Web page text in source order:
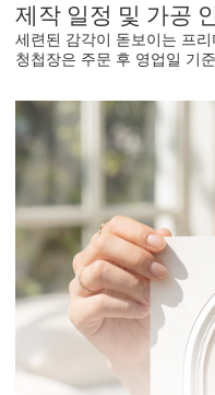
제작 일정 및 가공
세련된 감각이 돋보이는 프
청첩장은 주문 후 영업일 기